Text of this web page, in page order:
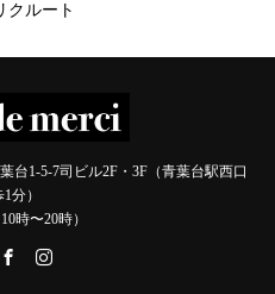
クルート
台1-5-7司ビル2F・3F（青葉台駅西口
分）
時〜20時）